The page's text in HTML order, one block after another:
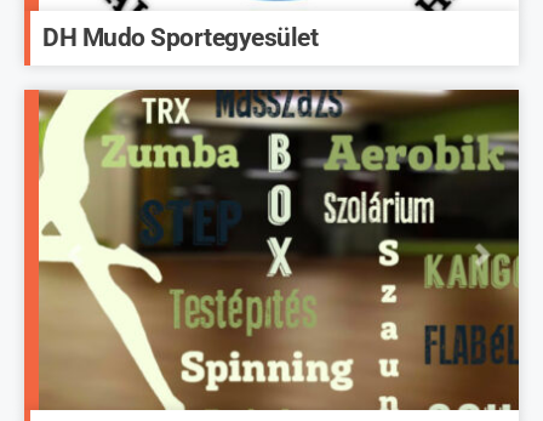
DH Mudo Sportegyesület